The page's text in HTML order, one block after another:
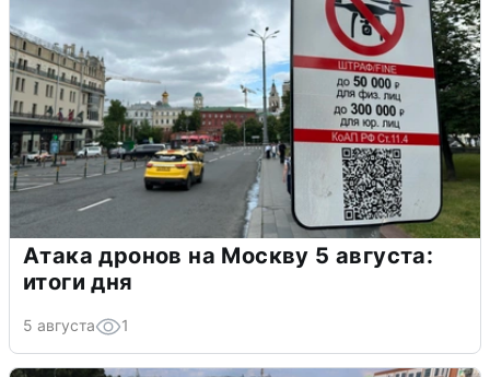
Атака дронов на Москву 5 августа:
итоги дня
5 августа 1